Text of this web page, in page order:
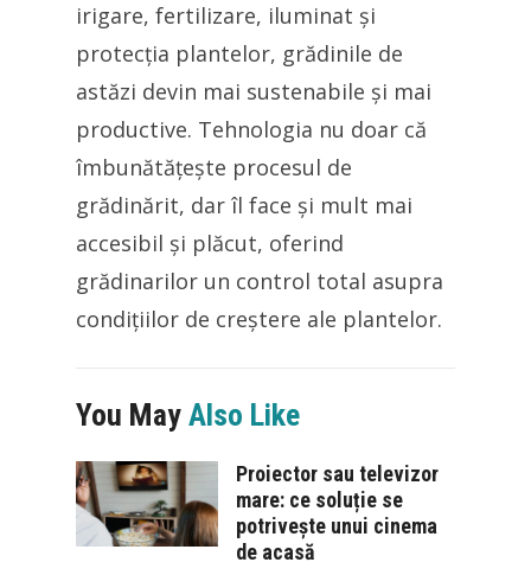
irigare, fertilizare, iluminat și
protecția plantelor, grădinile de
astăzi devin mai sustenabile și mai
productive. Tehnologia nu doar că
îmbunătățește procesul de
grădinărit, dar îl face și mult mai
accesibil și plăcut, oferind
grădinarilor un control total asupra
condițiilor de creștere ale plantelor.
You May Also Like
Proiector sau televizor
mare: ce soluție se
potrivește unui cinema
de acasă